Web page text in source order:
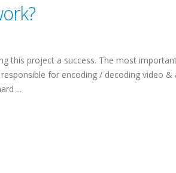
this project a success. The most
for encoding / decoding video
...